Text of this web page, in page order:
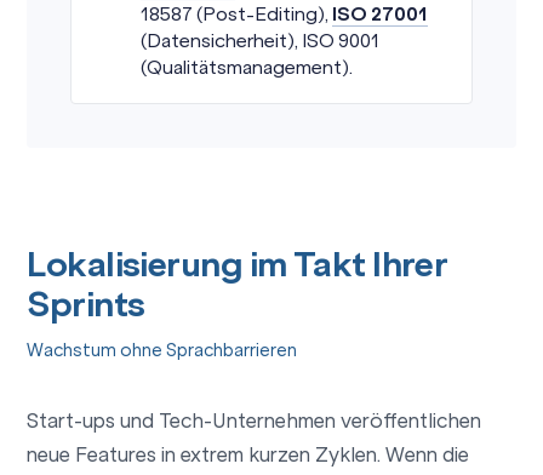
18587 (Post-Editing), ISO 27001
(Datensicherheit), ISO 9001
(Qualitätsmanagement).
Lokalisierung im Takt Ihrer
Sprints
Wachstum ohne Sprachbarrieren
Start-ups und Tech-Unternehmen veröffentlichen
neue Features in extrem kurzen Zyklen. Wenn die